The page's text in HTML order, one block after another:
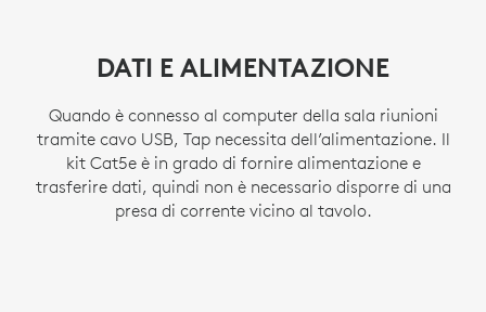
DATI E ALIMENTAZIONE
Quando è connesso al computer della sala riunioni
tramite cavo USB, Tap necessita dell’alimentazione. Il
kit Cat5e è in grado di fornire alimentazione e
trasferire dati, quindi non è necessario disporre di una
presa di corrente vicino al tavolo.